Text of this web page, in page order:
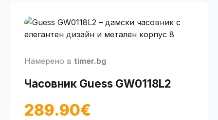
Намерено в timer.bg
Часовник Guess GW0118L2
289.90€